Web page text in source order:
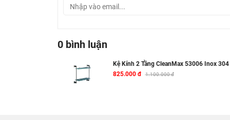
0 bình luận
Kệ Kính 2 Tầng CleanMax 53006 Inox 304
825.000 đ
1.100.000 đ